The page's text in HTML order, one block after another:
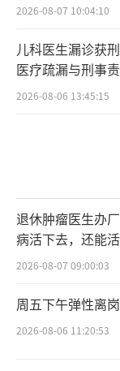
2026-08-07 10:04:10
儿科医生漏诊获
医疗疏漏与刑事
2026-08-06 13:45:15
退休肿瘤医生办
病活下去，还能
2026-08-07 09:00:03
周五下午弹性离
2026-08-06 11:20:53